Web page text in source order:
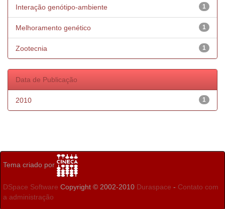
1
Interação genótipo-ambiente
1
Melhoramento genético
1
Zootecnia
Data de Publicação
1
2010
Tema criado por
DSpace Software Copyright © 2002-2010 Duraspace - Contato com
a administração